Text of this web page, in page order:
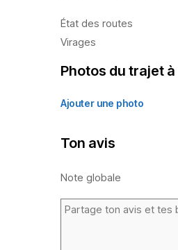
État des routes
Virages
Photos du trajet
Ajouter une photo
Ton avis
Note globale